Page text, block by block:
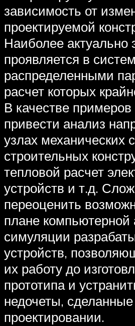
зависимость от
проектируемой
Наиболее актуально
проявляется в
распределенными
расчет которых
В качестве
привести анализ
узлах механических
строительных
тепловой расчет
устройств и т.д.
переоценить
плане
симуляции
устройств,
их работу до
прототипа и
недочеты,
проектировании.